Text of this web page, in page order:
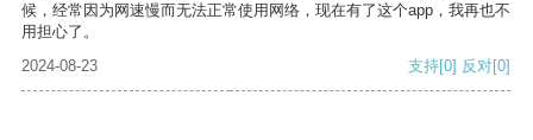
候，经常因为网速慢而无法正常使用网络，现在有了这个app，我再也不
用担心了。
2024-08-23
支持[0] 反对[0]